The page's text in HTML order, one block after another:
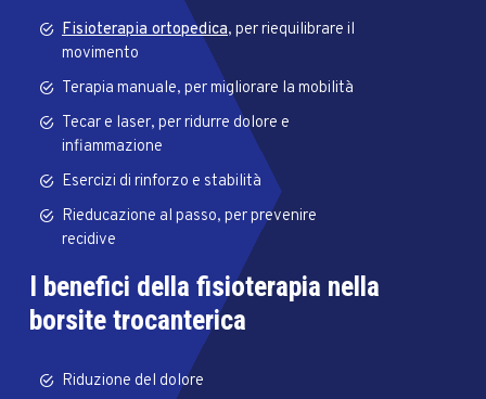
Fisioterapia ortopedica, per riequilibrare il
movimento
Terapia manuale, per migliorare la mobilità
Tecar e laser, per ridurre dolore e
infiammazione
Esercizi di rinforzo e stabilità
Rieducazione al passo, per prevenire
recidive
I benefici della fisioterapia nella
borsite trocanterica
Riduzione del dolore